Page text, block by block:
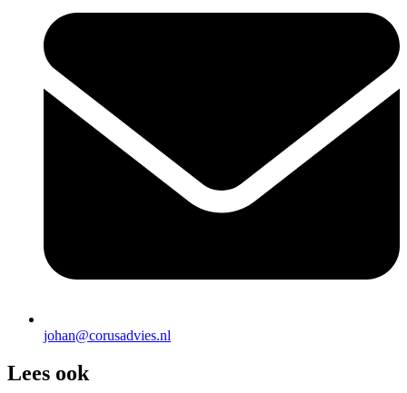
johan@corusadvies.nl
Lees ook